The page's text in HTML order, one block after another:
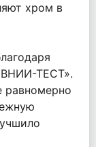
хром в
ТЕСТ».
равномерно